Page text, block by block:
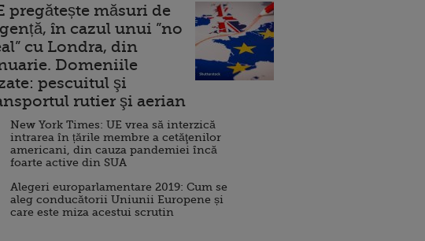
pregătește măsuri de
în cazul unui ”no
cu Londra, din
Domeniile
pescuitul şi
rutier şi aerian
New York Times: UE vrea să interzică
intrarea în țările membre a cetăţenilor
americani, din cauza pandemiei încă
foarte active din SUA
Alegeri europarlamentare 2019: Cum se
aleg conducătorii Uniunii Europene și
care este miza acestui scrutin